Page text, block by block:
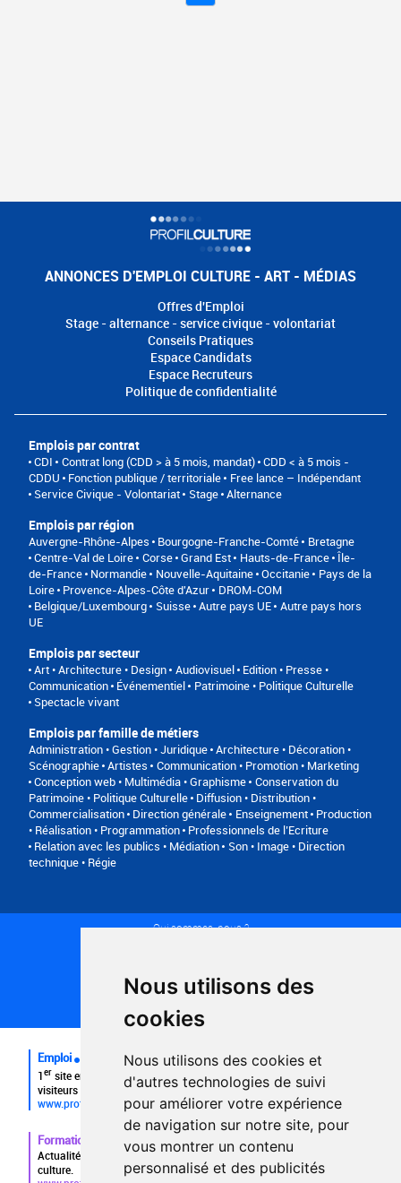
Nous utilisons des
cookies
Nous utilisons des cookies et
d'autres technologies de suivi
pour améliorer votre expérience
de navigation sur notre site, pour
vous montrer un contenu
personnalisé et des publicités
ANNONCES D'EMPLOI CULTURE - ART - MÉDIAS
Offres d'Emploi
Stage - alternance - service civique - volontariat
Conseils Pratiques
Espace Candidats
Espace Recruteurs
Politique de confidentialité
Emplois par contrat
CDI Contrat long (CDD > à 5 mois, mandat) CDD < à 5 mois -
CDDU
Fonction publique / territoriale
Free lance – Indépendant
Service Civique - Volontariat
Stage Alternance
Emplois par région
Auvergne-Rhône-Alpes Bourgogne-Franche-Comté
Bretagne
Centre-Val de Loire Corse Grand Est Hauts-de-France Île-
de-France Normandie Nouvelle-Aquitaine Occitanie
Pays de la
Loire Provence-Alpes-Côte d'Azur
DROM-COM
Belgique/Luxembourg
Suisse Autre pays UE Autre pays hors
UE
Emplois par secteur
Art • Architecture • Design Audiovisuel Edition • Presse •
Communication Événementiel
Patrimoine • Politique Culturelle
Spectacle vivant
Emplois par famille de métiers
Administration • Gestion • Juridique Architecture • Décoration •
Scénographie Artistes
Communication • Promotion • Marketing
Conception web • Multimédia • Graphisme Conservation du
Patrimoine • Politique Culturelle Diffusion • Distribution •
Commercialisation Direction générale Enseignement Production
• Réalisation • Programmation Professionnels de l’Ecriture
Relation avec les publics • Médiation
Son • Image • Direction
technique • Régie
Qui sommes-nous ?
Plan du site
FAQ recruteurs
FAQ
Emploi
1er site emploi du secteur culturel 784.000 visites et 230.000
visiteurs uniques par mois.
www.profilculture.com
Formation
Actualités, guide et annuaire des formations aux métiers de la
culture.